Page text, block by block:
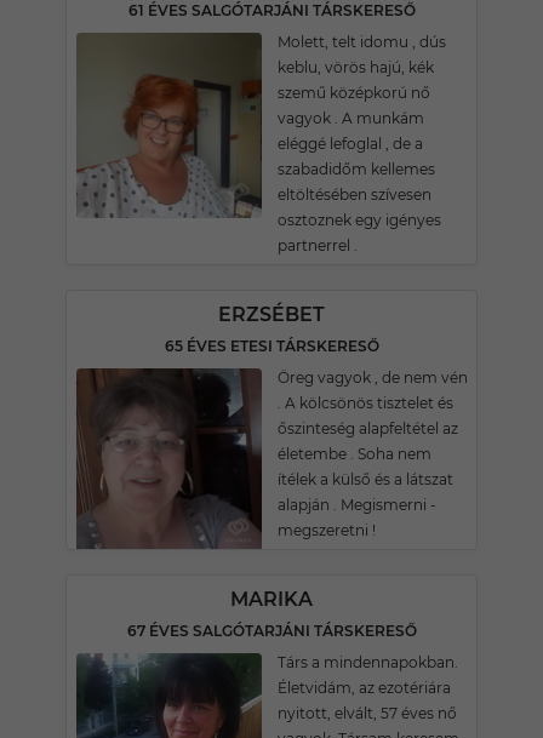
61 ÉVES SALGÓTARJÁNI TÁRSKERESŐ
Molett, telt idomu , dús
keblu, vörös hajú, kék
szemű középkorú nő
vagyok . A munkám
eléggé lefoglal , de a
szabadidőm kellemes
eltöltésében szívesen
osztoznek egy igényes
partnerrel .
ERZSÉBET
65 ÉVES ETESI TÁRSKERESŐ
Öreg vagyok , de nem vén
. A kölcsönös tisztelet és
őszinteség alapfeltétel az
életembe . Soha nem
ítélek a külső és a látszat
alapján . Megismerni -
megszeretni !
MARIKA
67 ÉVES SALGÓTARJÁNI TÁRSKERESŐ
Társ a mindennapokban.
Életvidám, az ezotériára
nyitott, elvált, 57 éves nő